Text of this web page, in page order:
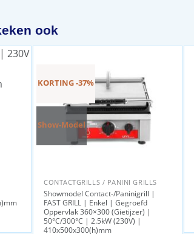
ook
KORTING -37%
Show-Model
CONTACTGRILLS / PANINI GRILLS
Showmodel Contact-/Paninigrill |
FAST GRILL | Enkel | Gegroefd
Oppervlak 360×300 (Gietijzer) |
50°C/300°C | 2.5kW (230V) |
410x500x300(h)mm